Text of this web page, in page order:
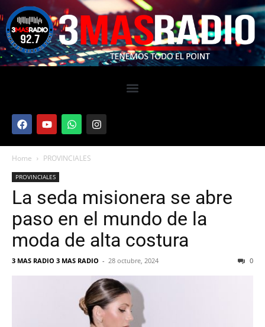
Home PROVINCIALES
PROVINCIALES
La seda misionera se abre
paso en el mundo de la
moda de alta costura
3 MAS RADIO 3 MAS RADIO - 28 octubre, 2024 0